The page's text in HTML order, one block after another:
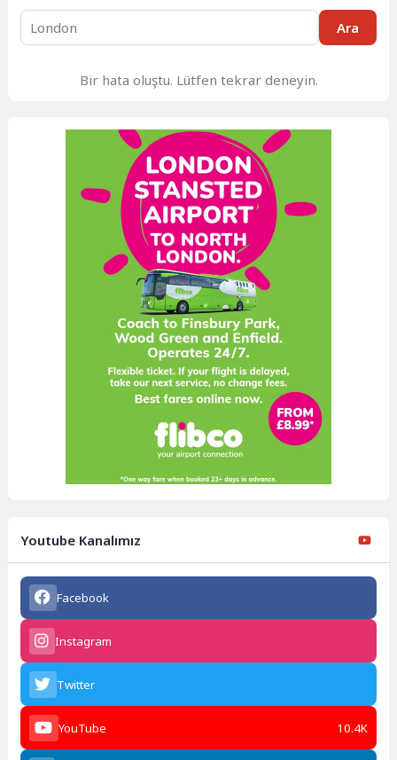
Ara
Bir hata oluştu. Lütfen tekrar deneyin.
Youtube Kanalımız
Facebook
Instagram
Twitter
YouTube 10.4K